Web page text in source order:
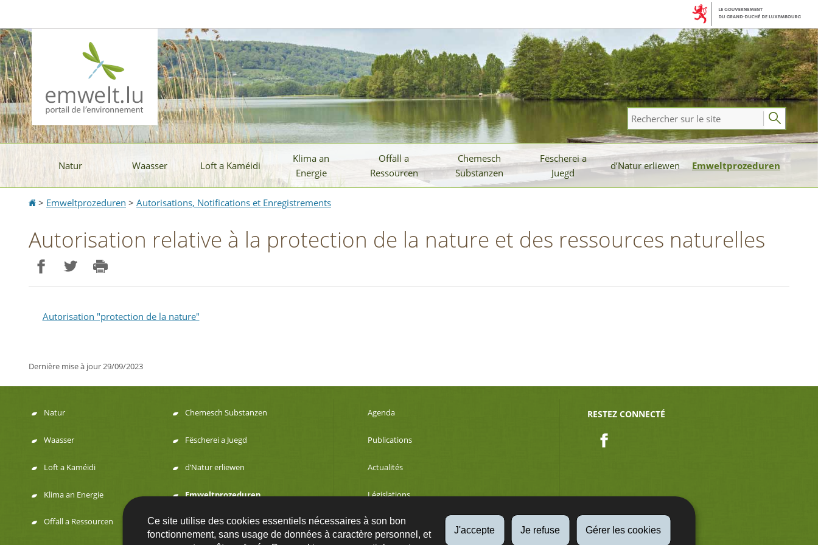
Ce site utilise des cookies essentiels nécessaires à son bon
fonctionnement, sans usage de données à caractère personnel, et
J'accepte Je refuse Gérer les cookies
la
navigation
contenu
Natur Waasser Loft a Kaméidi
Klima an
Energie
Offäll a
Ressourcen
Chemesch
Substanzen
Fëscherei a
Juegd
d’Natur erliewen Emweltprozeduren
Rechercher
sur
le
site
Accueil
> Emweltprozeduren > Autorisations, Notifications et Enregistrements
Autorisation relative à la protection de la nature et des ressources naturelles
Autorisation "protection de la nature"
Dernière mise à jour29/09/2023
Menu
de
navigation
Natur
Waasser
Loft a Kaméidi
Klima an Energie
Offäll a Ressourcen
Chemesch Substanzen
Fëscherei a Juegd
d’Natur erliewen
Emweltprozeduren
Agenda
Publications
Actualités
Législations
Développement durable
RESTEZ CONNECTÉ